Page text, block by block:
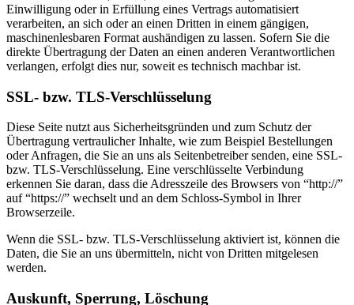
Einwilligung oder in Erfüllung eines Vertrags automatisiert
verarbeiten, an sich oder an einen Dritten in einem gängigen,
maschinenlesbaren Format aushändigen zu lassen. Sofern Sie die
direkte Übertragung der Daten an einen anderen Verantwortlichen
verlangen, erfolgt dies nur, soweit es technisch machbar ist.
SSL- bzw. TLS-Verschlüsselung
Diese Seite nutzt aus Sicherheitsgründen und zum Schutz der
Übertragung vertraulicher Inhalte, wie zum Beispiel Bestellungen
oder Anfragen, die Sie an uns als Seitenbetreiber senden, eine SSL-
bzw. TLS-Verschlüsselung. Eine verschlüsselte Verbindung
erkennen Sie daran, dass die Adresszeile des Browsers von “http://”
auf “https://” wechselt und an dem Schloss-Symbol in Ihrer
Browserzeile.
Wenn die SSL- bzw. TLS-Verschlüsselung aktiviert ist, können die
Daten, die Sie an uns übermitteln, nicht von Dritten mitgelesen
werden.
Auskunft, Sperrung, Löschung